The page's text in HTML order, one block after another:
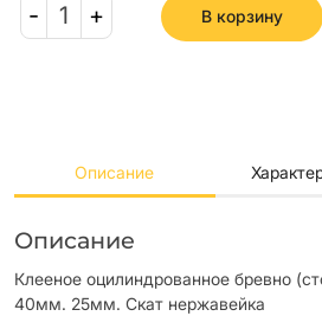
- 1 + В корзину
Описание
Описание
Клееное оцилиндрованное бревно
40мм. 25мм. Скат нержавейка